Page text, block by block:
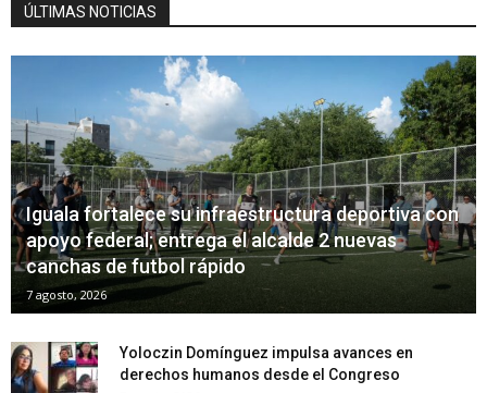
ÚLTIMAS NOTICIAS
Iguala fortalece su infraestructura deportiva con
apoyo federal; entrega el alcalde 2 nuevas
canchas de futbol rápido
7 agosto, 2026
Yoloczin Domínguez impulsa avances en
derechos humanos desde el Congreso